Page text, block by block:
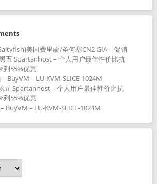
美国费里蒙/圣何塞CN2 GIA – 促销
五 Spartanhost – 个人用户最佳性价比抗
到55%优惠
BuyVM – LU-KVM-SLICE-1024M
五 Spartanhost – 个人用户最佳性价比抗
到55%优惠
BuyVM – LU-KVM-SLICE-1024M